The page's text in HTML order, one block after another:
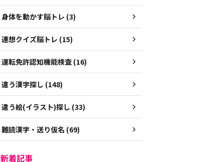
身体を動かす脳トレ (3)
連想クイズ脳トレ (15)
運転免許認知機能検査 (16)
違う漢字探し (148)
違う絵(イラスト)探し (33)
難読漢字・送り仮名 (69)
新着記事